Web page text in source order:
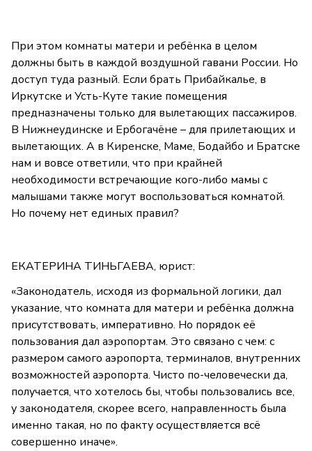
При этом комнаты матери и ребёнка в целом
должны быть в каждой воздушной гавани России. Но
доступ туда разный. Если брать Прибайкалье, в
Иркутске и Усть-Куте такие помещения
предназначены только для вылетающих пассажиров.
В Нижнеудинске и Ербогачёне – для прилетающих и
вылетающих. А в Киренске, Маме, Бодайбо и Братске
нам и вовсе ответили, что при крайней
необходимости встречающие кого-либо мамы с
малышами также могут воспользоваться комнатой.
Но почему нет единых правил?
ЕКАТЕРИНА ТИНЬГАЕВА, юрист:
«Законодатель, исходя из формальной логики, дал
указание, что комната для матери и ребёнка должна
присутствовать, императивно. Но порядок её
пользования дал аэропортам. Это связано с чем: с
размером самого аэропорта, терминалов, внутренних
возможностей аэропорта. Чисто по-человечески да,
получается, что хотелось бы, чтобы пользовались все,
у законодателя, скорее всего, направленность была
именно такая, но по факту осуществляется всё
совершенно иначе».